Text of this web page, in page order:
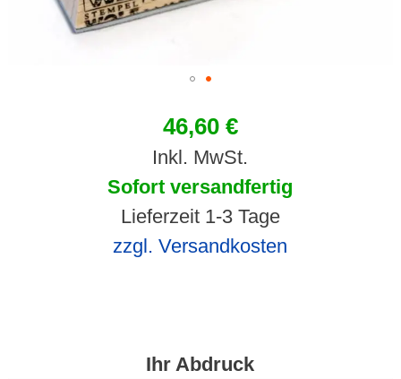
46,60 €
Inkl. MwSt.
Sofort versandfertig
Lieferzeit 1-3 Tage
zzgl. Versandkosten
Ihr Abdruck